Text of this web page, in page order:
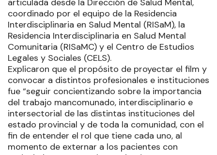
articulada desde la Dirección de Salud Mental,
coordinado por el equipo de la Residencia
Interdisciplinaria en Salud Mental (RISaM), la
Residencia Interdisciplinaria en Salud Mental
Comunitaria (RISaMC) y el Centro de Estudios
Legales y Sociales (CELS).
Explicaron que el propósito de proyectar el film y
convocar a distintos profesionales e instituciones
fue “seguir concientizando sobre la importancia
del trabajo mancomunado, interdisciplinario e
intersectorial de las distintas instituciones del
estado provincial y de toda la comunidad, con el
fin de entender el rol que tiene cada uno, al
momento de externar a los pacientes con